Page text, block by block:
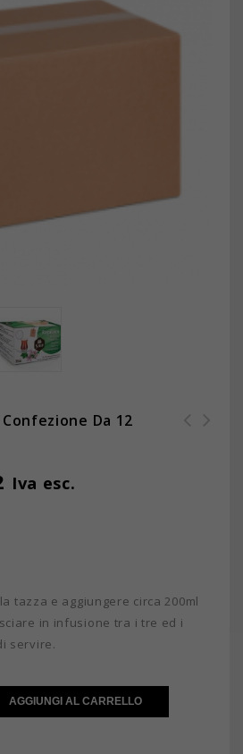
Da 12
Iva esc.
tazza e aggiungere circa 200ml
in infusione tra i tre ed i
servire.
AGGIUNGI AL CARRELLO